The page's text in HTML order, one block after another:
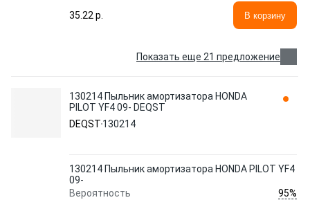
35.22 p.
В корзину
Показать еще 21 предложение
130214 Пыльник амортизатора HONDA
PILOT YF4 09- DEQST
DEQST 130214
130214 Пыльник амортизатора HONDA PILOT YF4
09-
Вероятность
95%